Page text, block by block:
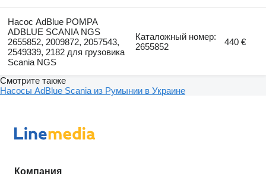
Насос AdBlue POMPA
ADBLUE SCANIA NGS
2655852, 2009872, 2057543,
2549339, 2182 для грузовика
Scania NGS
Каталожный номер:
2655852
440 €
Смотрите также
Насосы AdBlue Scania из Румынии в Украине
Компания